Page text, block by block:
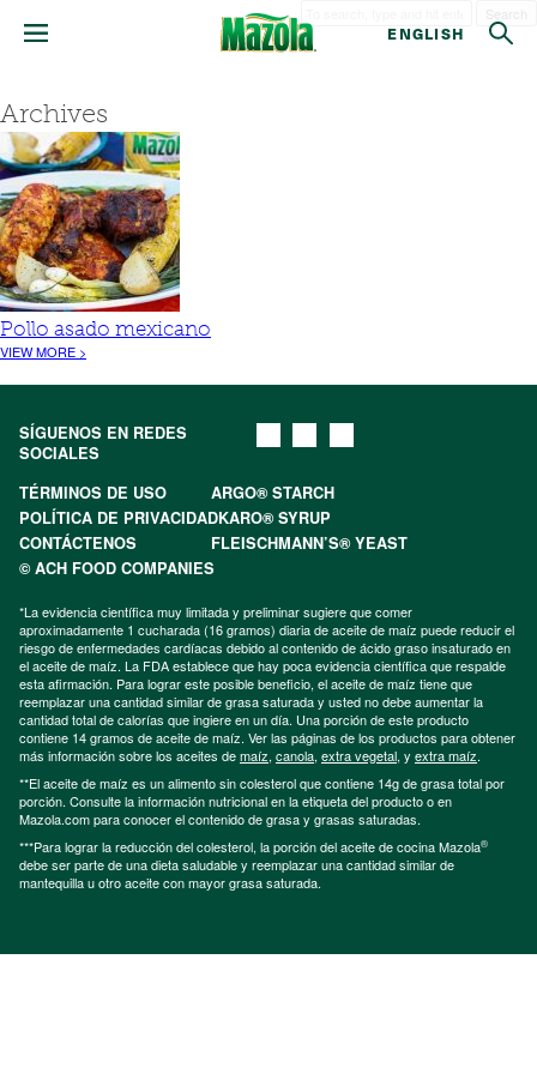
ENGLISH
Archives
Pollo asado mexicano
VIEW MORE >
SÍGUENOS EN REDES
SOCIALES
TÉRMINOS DE USO
ARGO® STARCH
POLÍTICA DE PRIVACIDADKARO® SYRUP
CONTÁCTENOS
FLEISCHMANN’S® YEAST
© ACH FOOD COMPANIES
*La evidencia científica muy limitada y preliminar sugiere que comer
aproximadamente 1 cucharada (16 gramos) diaria de aceite de maíz puede reducir el
riesgo de enfermedades cardíacas debido al contenido de ácido graso insaturado en
el aceite de maíz. La FDA establece que hay poca evidencia científica que respalde
esta afirmación. Para lograr este posible beneficio, el aceite de maíz tiene que
reemplazar una cantidad similar de grasa saturada y usted no debe aumentar la
cantidad total de calorías que ingiere en un día. Una porción de este producto
contiene 14 gramos de aceite de maíz. Ver las páginas de los productos para obtener
más información sobre los aceites demaíz, canola, extra vegetal, y extra maíz.
**El aceite de maíz es un alimento sin colesterol que contiene 14g de grasa total por
porción. Consulte la información nutricional en la etiqueta del producto o en
Mazola.com para conocer el contenido de grasa y grasas saturadas.
***Para lograr la reducción del colesterol, la porción del aceite de cocina Mazola®
debe ser parte de una dieta saludable y reemplazar una cantidad similar de
mantequilla u otro aceite con mayor grasa saturada.